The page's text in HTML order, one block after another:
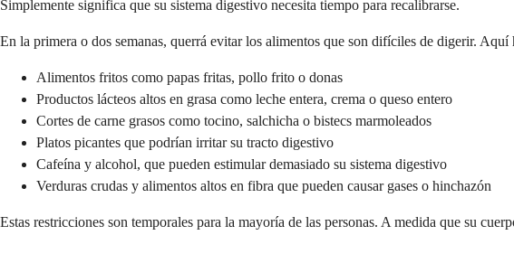
Simplemente significa que su sistema digestivo necesita tiempo para recalibrarse.
En la primera o dos semanas, querrá evitar los alimentos que son difíciles de digerir.
Alimentos fritos como papas fritas, pollo frito o donas
Productos lácteos altos en grasa como leche entera, crema o queso entero
Cortes de carne grasos como tocino, salchicha o bistecs marmoleados
Platos picantes que podrían irritar su tracto digestivo
Cafeína y alcohol, que pueden estimular demasiado su sistema digestivo
Verduras crudas y alimentos altos en fibra que pueden causar gases o hinchazón
Estas restricciones son temporales para la mayoría de las personas. A medida que su